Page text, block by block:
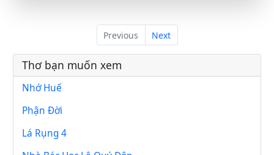
Previous Next
Thơ bạn muốn xem
Nhớ Huế
Phận Đời
Lá Rụng 4